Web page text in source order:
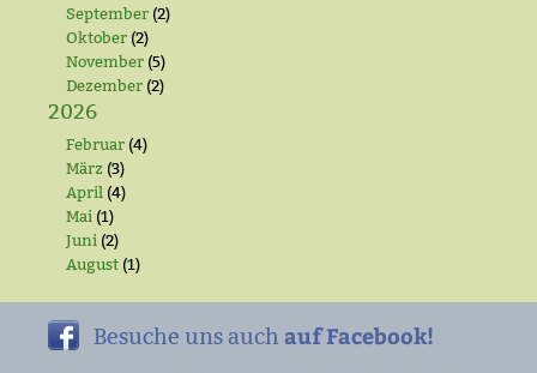
September (2)
Oktober (2)
November (5)
Dezember (2)
2026
Februar (4)
März (3)
April (4)
Mai (1)
Juni (2)
August (1)
Besuche uns auch auf Facebook!